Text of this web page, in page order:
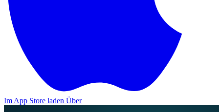
Im App Store laden Über